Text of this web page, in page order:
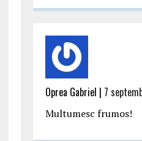
Oprea Gabriel | 7
Multumesc frumos!